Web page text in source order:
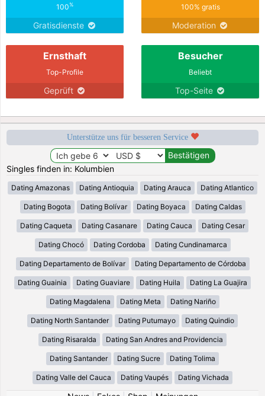
100%
Gratisdienste
100% gratis
Moderation
Ernsthaft
Top-Profile
Geprüft
Besucher
Beliebt
Top-Seite
Unterstütze uns für besseren Service
Singles finden in: Kolumbien
Dating Amazonas Dating Antioquia Dating Arauca Dating Atlantico
Dating Bogota Dating Bolívar Dating Boyaca Dating Caldas
Dating Caqueta Dating Casanare Dating Cauca Dating Cesar
Dating Chocó Dating Cordoba Dating Cundinamarca
Dating Departamento de Bolívar Dating Departamento de Córdoba
Dating Guainia Dating Guaviare Dating Huila Dating La Guajira
Dating Magdalena Dating Meta Dating Nariño
Dating North Santander Dating Putumayo Dating Quindio
Dating Risaralda Dating San Andres and Providencia
Dating Santander Dating Sucre Dating Tolima
Dating Valle del Cauca Dating Vaupés Dating Vichada